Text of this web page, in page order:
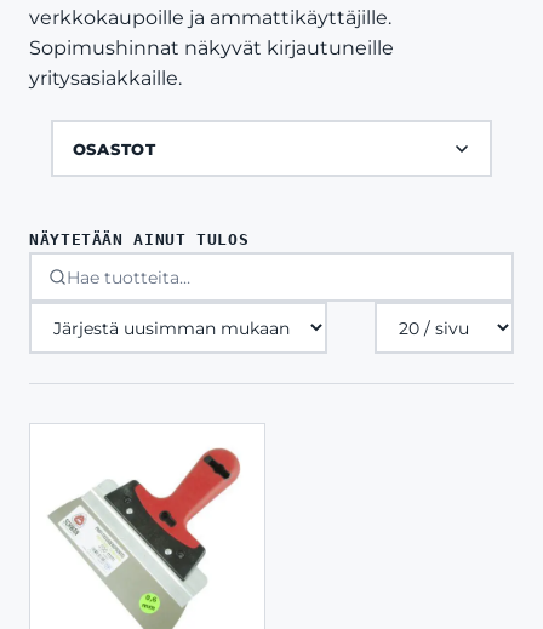
verkkokaupoille ja ammattikäyttäjille.
Sopimushinnat näkyvät kirjautuneille
yritysasiakkaille.
OSASTOT
NÄYTETÄÄN AINUT TULOS
Tuotteita
sivulla